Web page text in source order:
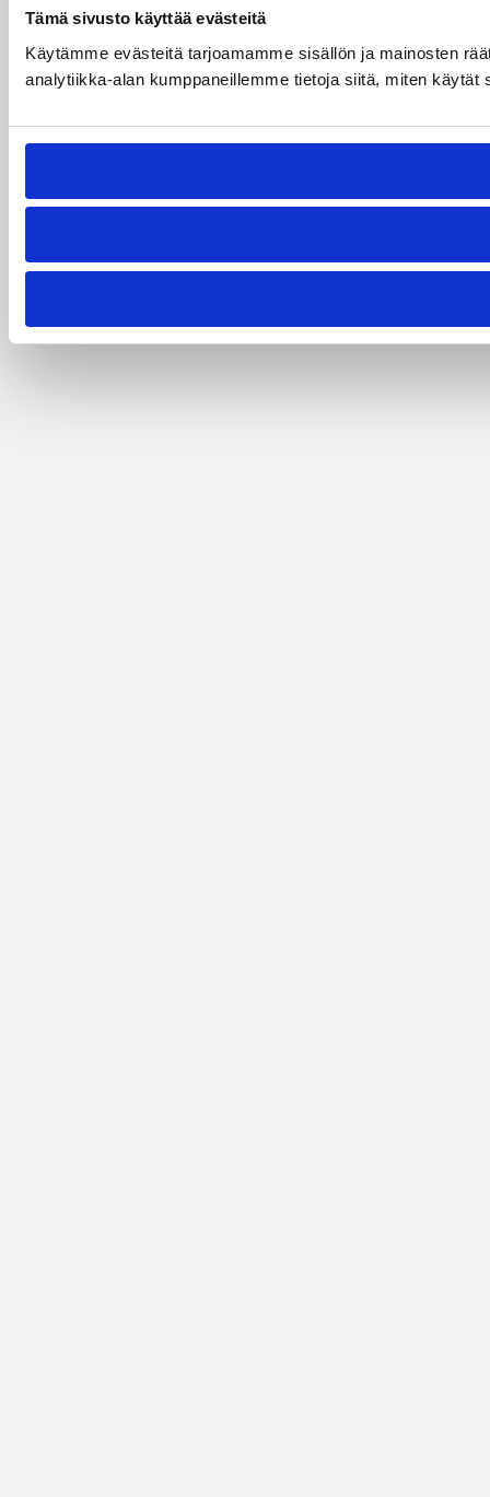
Tämä sivusto käyttää evästeitä
Käytämme evästeitä tarjoamamme sisällön ja mainosten
analytiikka-alan kumppaneillemme tietoja siitä, miten